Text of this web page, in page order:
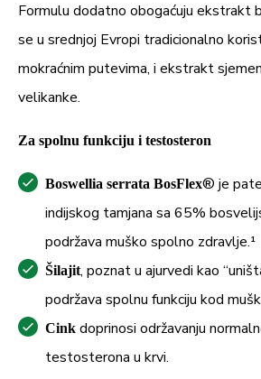
Formulu dodatno obogaćuju ekstrakt
se u srednjoj Evropi tradicionalno
mokraćnim putevima, i ekstrakt
velikanke.
Za spolnu funkciju i testosteron
Boswellia serrata BosFlex® je
indijskog tamjana sa 65%
podržava muško spolno zdravlje.¹
Šilajit, poznat u ajurvedi kao
podržava spolnu funkciju kod
Cink doprinosi održavanju
testosterona u krvi.